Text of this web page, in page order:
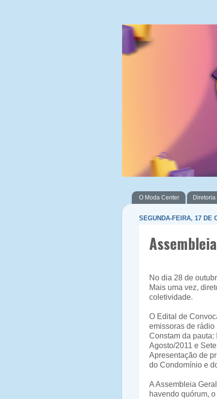
O Moda Center Diretoria
SEGUNDA-FEIRA, 17 DE
No dia 28 de
Mais uma vez,
coletividade.
O Edital de
emissoras de
Constam da pauta:
Agosto/2011 e
Apresentação de
do Condomínio e
A Assembleia
havendo quórum,